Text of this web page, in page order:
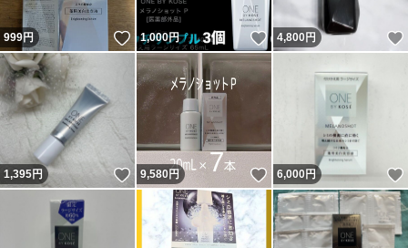
999円 いいね！
1,000円 いいね！
4,800円
1,395円 いいね！
9,580円 いいね！
6,000円